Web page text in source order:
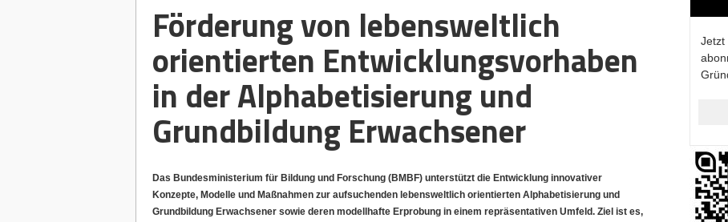
Jetzt
Förderung von lebensweltlich
orientierten Entwicklungsvorhaben
in der Alphabetisierung und
Grundbildung Erwachsener
Das Bundesministerium für Bildung und Forschung (BMBF) unterstützt die Entwicklung innovativer
Konzepte, Modelle und Maßnahmen zur aufsuchenden lebensweltlich orientierten Alphabetisierung und
Grundbildung Erwachsener sowie deren modellhafte Erprobung in einem repräsentativen Umfeld. Ziel ist es,